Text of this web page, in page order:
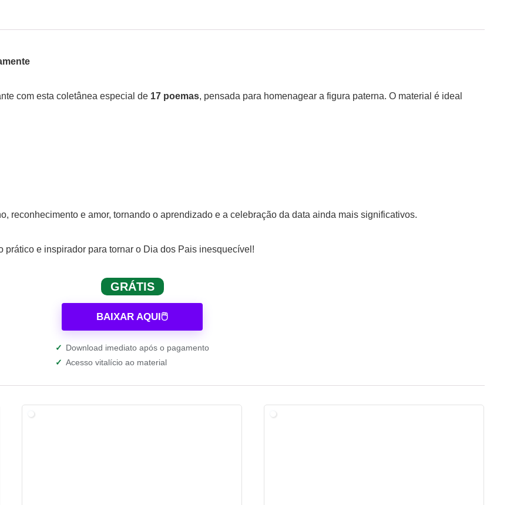
com esta coletânea especial de 17 poemas, pensada para homenagear a figura paterna. O material é ideal
reconhecimento e amor, tornando o aprendizado e a celebração da data ainda mais significativos.
prático e inspirador para tornar o Dia dos Pais inesquecível!
GRÁTIS
BAIXAR AQUI🖱️
✓ Download imediato após o pagamento
✓ Acesso vitalício ao material